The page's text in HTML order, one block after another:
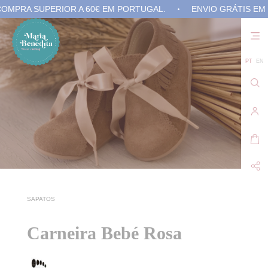
SUPERIOR A 60€ EM PORTUGAL. ENVIO GRÁTIS EM
PT EN
Não
no
de
SAPATOS
Carneira Bebé Rosa